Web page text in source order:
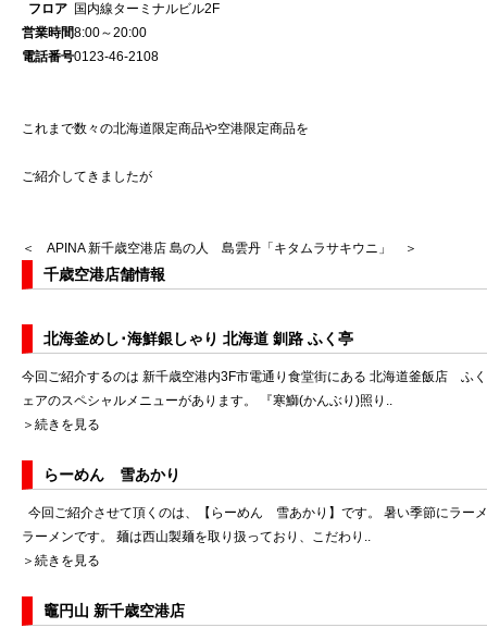
フロア 国内線ターミナルビル2F
営業時間8:00～20:00
電話番号0123-46-2108
これまで数々の北海道限定商品や空港限定商品を
ご紹介してきましたが
＜ APINA 新千歳空港店 島の人 島雲丹「キタムラサキウニ」 ＞
千歳空港店舗情報
北海釜めし･海鮮銀しゃり 北海道 釧路 ふく亭
今回ご紹介するのは 新千歳空港内3F市電通り食堂街にある 北海道釜飯店 ふ
ェアのスペシャルメニューがあります。 『寒鰤(かんぶり)照り..
＞続きを見る
らーめん 雪あかり
今回ご紹介させて頂くのは、【らーめん 雪あかり】です。 暑い季節にラー
ラーメンです。 麺は西山製麺を取り扱っており、こだわり..
＞続きを見る
竈円山 新千歳空港店